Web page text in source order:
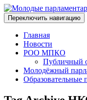
Переключить навигацию
Главная
Новости
РОО МПКО
Публичный
Молодёжный
Образовательные